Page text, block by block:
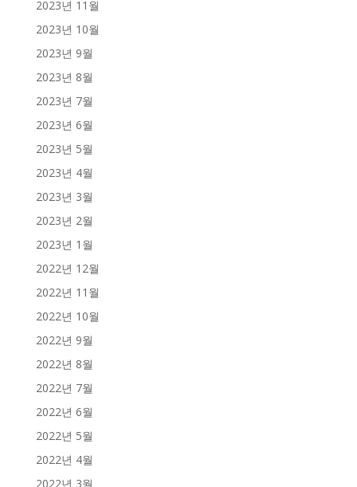
2023년 11월
2023년 10월
2023년 9월
2023년 8월
2023년 7월
2023년 6월
2023년 5월
2023년 4월
2023년 3월
2023년 2월
2023년 1월
2022년 12월
2022년 11월
2022년 10월
2022년 9월
2022년 8월
2022년 7월
2022년 6월
2022년 5월
2022년 4월
2022년 3월